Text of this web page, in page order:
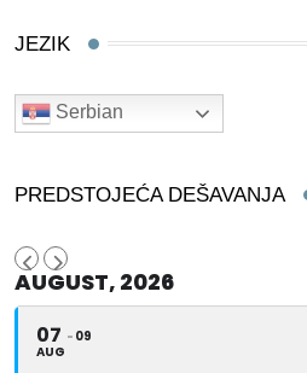
JEZIK
Serbian
PREDSTOJEĆA DEŠAVANJA
AUGUST, 2026
07
AUG
09